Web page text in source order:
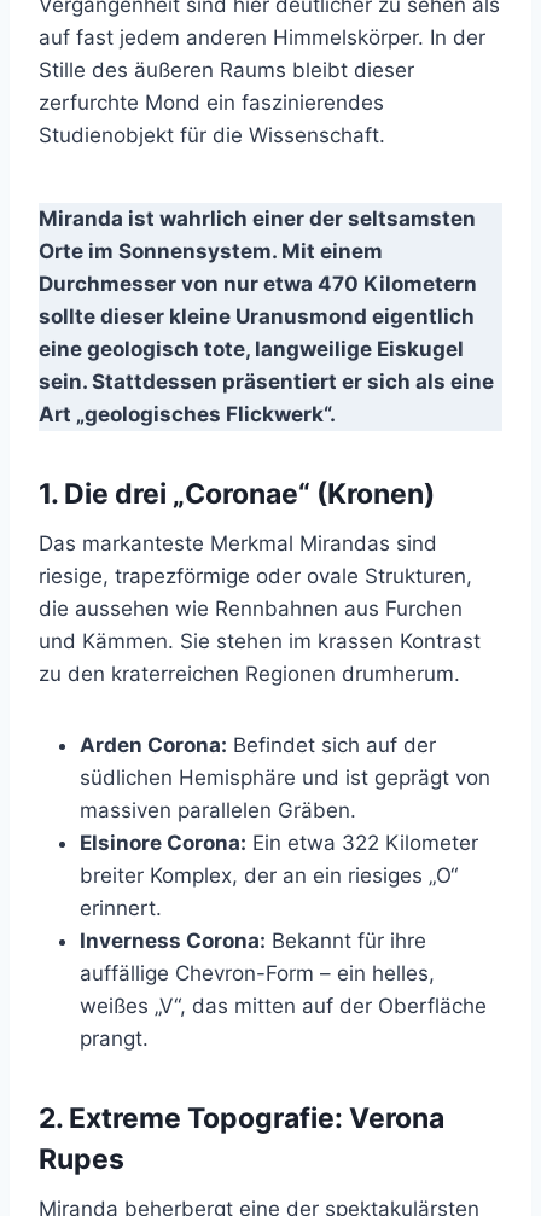
Vergangenheit sind hier deutlicher zu sehen als
auf fast jedem anderen Himmelskörper. In der
Stille des äußeren Raums bleibt dieser
zerfurchte Mond ein faszinierendes
Studienobjekt für die Wissenschaft.
Miranda ist wahrlich einer der seltsamsten
Orte im Sonnensystem. Mit einem
Durchmesser von nur etwa 470 Kilometern
sollte dieser kleine Uranusmond eigentlich
eine geologisch tote, langweilige Eiskugel
sein. Stattdessen präsentiert er sich als eine
Art „geologisches Flickwerk“.
1. Die drei „Coronae“ (Kronen)
Das markanteste Merkmal Mirandas sind
riesige, trapezförmige oder ovale Strukturen,
die aussehen wie Rennbahnen aus Furchen
und Kämmen. Sie stehen im krassen Kontrast
zu den kraterreichen Regionen drumherum.
Arden Corona: Befindet sich auf der
südlichen Hemisphäre und ist geprägt von
massiven parallelen Gräben.
Elsinore Corona: Ein etwa 322 Kilometer
breiter Komplex, der an ein riesiges „O“
erinnert.
Inverness Corona: Bekannt für ihre
auffällige Chevron-Form – ein helles,
weißes „V“, das mitten auf der Oberfläche
prangt.
2. Extreme Topografie: Verona
Rupes
Miranda beherbergt eine der spektakulärsten